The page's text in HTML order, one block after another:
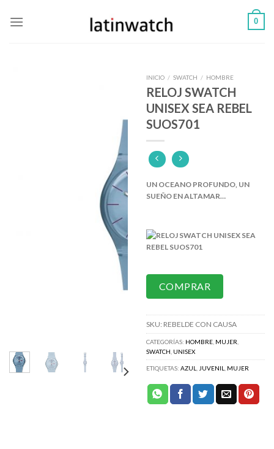
0
INICIO / SWATCH / HOMBRE
RELOJ SWATCH
UNISEX SEA REBEL
SUOS701
UN OCEANO PROFUNDO, UN
SUEÑO EN ALTAMAR…
COMPRAR
SKU: REBELDE CON CAUSA
CATEGORÍAS: HOMBRE MUJER
SWATCH UNISEX
ETIQUETAS: AZUL JUVENIL MUJER